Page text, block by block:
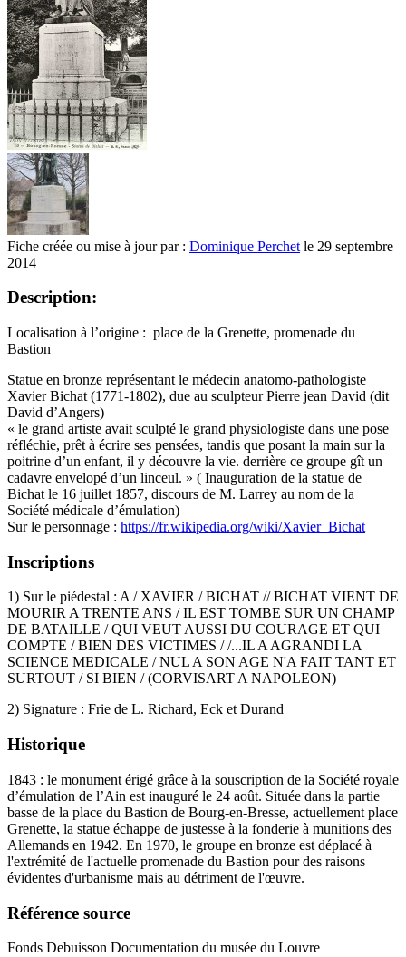
Fiche créée ou mise à jour par : Dominique Perchet le 29 septembre
2014
Description:
Localisation à l’origine : place de la Grenette, promenade du
Bastion
Statue en bronze représentant le médecin anatomo-pathologiste
Xavier Bichat (1771-1802), due au sculpteur Pierre jean David (dit
David d’Angers)
« le grand artiste avait sculpté le grand physiologiste dans une pose
réfléchie, prêt à écrire ses pensées, tandis que posant la main sur la
poitrine d’un enfant, il y découvre la vie. derrière ce groupe gît un
cadavre envelopé d’un linceul. » ( Inauguration de la statue de
Bichat le 16 juillet 1857, discours de M. Larrey au nom de la
Société médicale d’émulation)
Sur le personnage : https://fr.wikipedia.org/wiki/Xavier_Bichat
Inscriptions
1) Sur le piédestal : A / XAVIER / BICHAT // BICHAT VIENT DE
MOURIR A TRENTE ANS / IL EST TOMBE SUR UN CHAMP
DE BATAILLE / QUI VEUT AUSSI DU COURAGE ET QUI
COMPTE / BIEN DES VICTIMES / /...IL A AGRANDI LA
SCIENCE MEDICALE / NUL A SON AGE N'A FAIT TANT ET
SURTOUT / SI BIEN / (CORVISART A NAPOLEON)
2) Signature : Frie de L. Richard, Eck et Durand
Historique
1843 : le monument érigé grâce à la souscription de la Société royale
d’émulation de l’Ain est inauguré le 24 août. Située dans la partie
basse de la place du Bastion de Bourg-en-Bresse, actuellement place
Grenette, la statue échappe de justesse à la fonderie à munitions des
Allemands en 1942. En 1970, le groupe en bronze est déplacé à
l'extrémité de l'actuelle promenade du Bastion pour des raisons
évidentes d'urbanisme mais au détriment de l'œuvre.
Référence source
Fonds Debuisson Documentation du musée du Louvre